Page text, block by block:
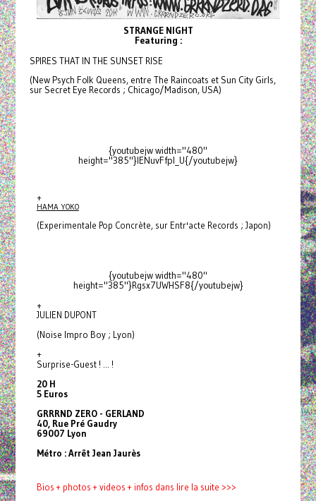
STRANGE NIGHT
Featuring :
SPIRES THAT IN THE SUNSET RISE
(New Psych Folk Queens, entre The Raincoats et Sun City Girls,
sur Secret Eye Records ; Chicago/Madison, USA)
{youtubejw width="480"
height="385"}IENuvFfpI_U{/youtubejw}
+
HAMA YOKO
(Experimentale Pop Concrète, sur Entr'acte Records ; Japon)
{youtubejw width="480"
height="385"}Rgsx7UWHSF8{/youtubejw}
+
JULIEN DUPONT
(Noise Impro Boy ; Lyon)
+
Surprise-Guest ! ... !
20 H
5 Euros
GRRRND ZERO - GERLAND
40, Rue Pré Gaudry
69007 Lyon
Métro : Arrêt Jean Jaurès
Bios + photos + videos + infos dans lire la suite >>>